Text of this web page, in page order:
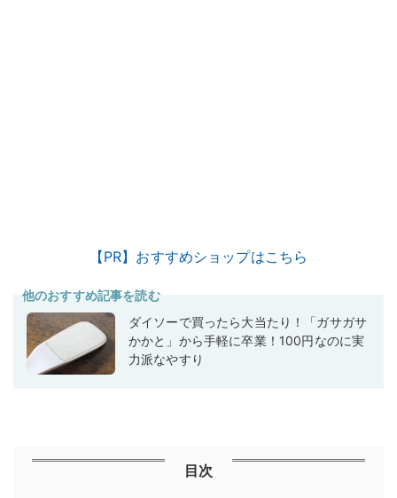
【PR】おすすめショップはこちら
他のおすすめ記事を読む
ダイソーで買ったら大当たり！「ガサガサ
かかと」から手軽に卒業！100円なのに実
力派なやすり
目次